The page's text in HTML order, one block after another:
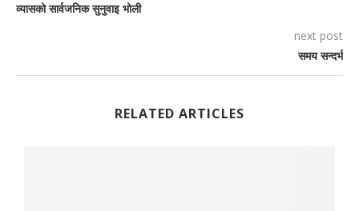
व्यासको सार्वजनिक सुनुवाइ भोली
next post
समय सन्दर्भ
RELATED ARTICLES